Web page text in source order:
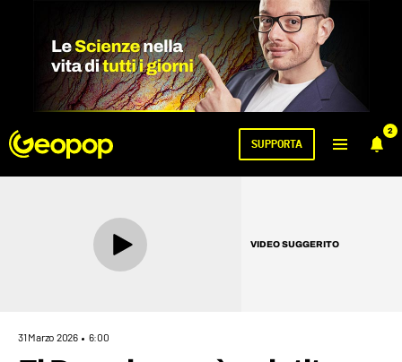
2
SUPPORTA
VIDEO SUGGERITO
31 Marzo 2026 6:00